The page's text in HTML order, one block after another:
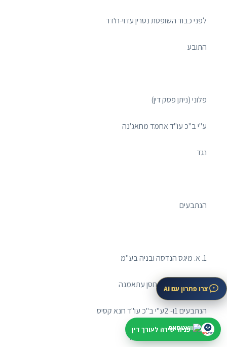
לפני כבוד השופטת נסרין עדוי-ח'דר
התובע
פלוני (ניתן פסק דין)
ע"י ב"כ עו"ד אחמד מחאג'נה
נגד
הנתבעים
1. א. מיגס הנדסה ובניה בע"מ
הנתבעים 1ו- 2ע"י ב"כ עו"ד חנא קסיס
3. י.ד. עשוש תשתיות בע"מ
צרו פתרון עם AI
פניה ישירה לעורך דין